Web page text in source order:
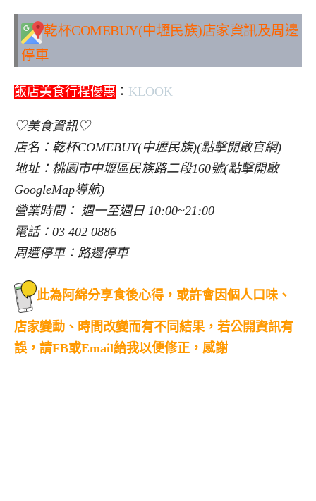
乾杯COMEBUY(中壢民族)店家資訊及周邊
停車
飯店美食行程優惠 ： KLOOK
♡美食資訊♡
店名：乾杯COMEBUY(中壢民族)(點擊開啟官網)
地址：桃園市中壢區民族路二段160號(點擊開啟
GoogleMap導航)
營業時間： 週一至週日 10:00~21:00
電話：03 402 0886
周遭停車：路邊停車
此為阿綿分享食後心得，或許會因個人口味、
店家變動、時間改變而有不同結果，若公開資訊有
誤，請FB或Email給我以便修正，感謝